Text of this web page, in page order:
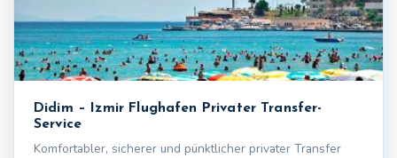
Didim – Izmir Flughafen Privater Transfer-
Service
Komfortabler, sicherer und pünktlicher privater Transfer